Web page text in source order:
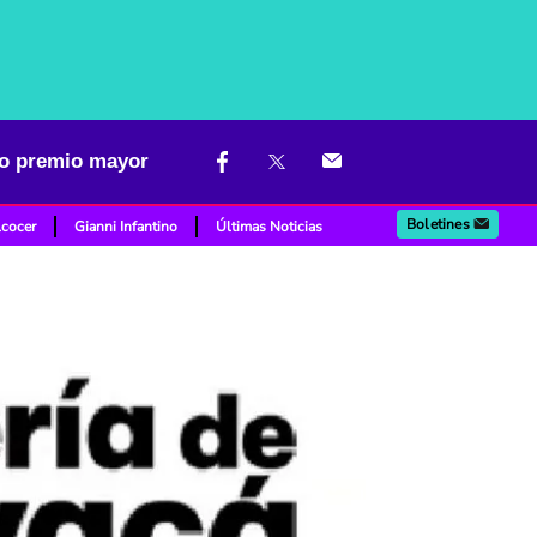
premio mayor
Gianni Infantino Últimas Noticias Boletines